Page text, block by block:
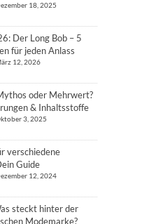
18, 2025
Der Long Bob – 5
für jeden Anlass
12, 2026
oder Mehrwert?
& Inhaltsstoffe
3, 2025
verschiedene
Guide
12, 2024
steckt hinter der
Modemarke?